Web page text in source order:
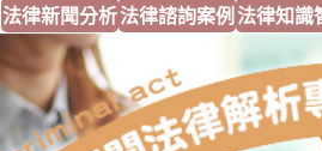
法律新聞分析法律諮詢案例法律知識